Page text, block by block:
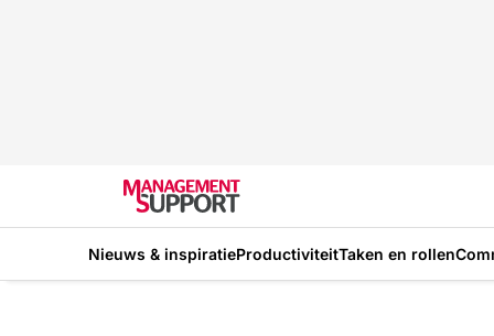
Nieuws & inspiratieProductiviteitTaken en rollen